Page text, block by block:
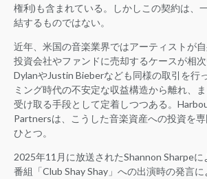
権利)も含まれている。しかしこの契約は、
結するものではない。
近年、米国の音楽業界ではアーティストが
投資会社やファンドに売却するケースが相
DylanやJustin Bieberなども同様の取引を行
ミング時代の不安定な収益構造から離れ、
受け取る手段として定着しつつある。
Partnersは、こうした音楽資産への投資を
ひとつ。
2025年11月に放送されたShannon Sharpeに
番組「Club Shay Shay」への出演時の発言